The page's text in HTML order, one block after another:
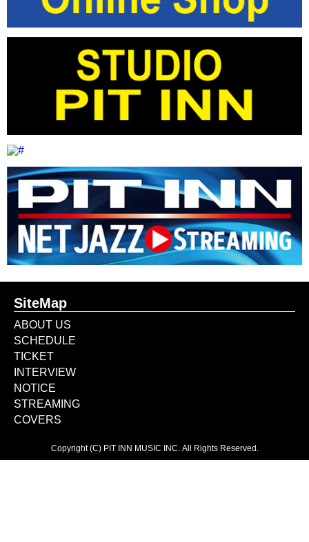
SiteMap
ABOUT US
SCHEDULE
TICKET
INTERVIEW
NOTICE
STREAMING
COVERS
Copyright (C) PIT INN MUSIC INC. All Rights Reserved.